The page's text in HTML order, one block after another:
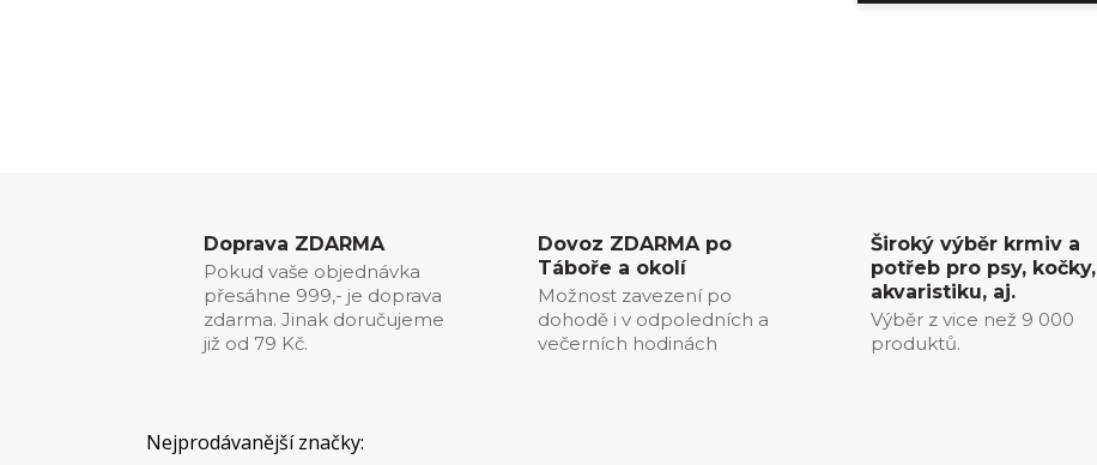
Doprava ZDARMA
Pokud vaše objednávka
přesáhne 999,- je doprava
zdarma. Jinak doručujeme
již od 79 Kč.
Dovoz ZDARMA po
Táboře a okolí
Možnost zavezení po
dohodě i v odpoledních a
večerních hodinách
Široký výběr krmiv a
potřeb pro psy, kočky,
akvaristiku, aj.
Výběr z vice než 9 000
produktů.
Nejprodávanější značky: